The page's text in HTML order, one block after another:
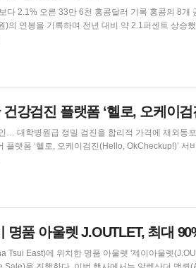
러 기록 홍콩의 8개 공립 대학 졸업생들이 2024/25 학년도에 평균 약 33만 6
전년 대비 약 2.1퍼센트 상승했다. 이번 인상 폭은 이전 학년도와 비교해 약
가장 높은 평균 연봉을 기
강검진 플랫폼 ‘헬로, 오케이검
합리적 가격에 재외동포들을 위해 국내 최고 수준의 종합건강검진을 합리적인
로, 오케이검진(Hello, OkCheckup!)’ 서비스가 본격 개시됐다. 이번
와 동일한 수준의 대폭 할인된 가격으로 프리미엄
명품 아울렛 J.OUTLET, 최대
Tsui East)에 위치한 명품 아울렛 '제이아울렛